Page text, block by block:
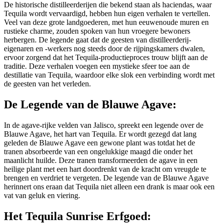
De historische distilleerderijen die bekend staan als haciendas, waar
Tequila wordt vervaardigd, hebben hun eigen verhalen te vertellen.
Veel van deze grote landgoederen, met hun eeuwenoude muren en
rustieke charme, zouden spoken van hun vroegere bewoners
herbergen. De legende gaat dat de geesten van distilleerderij-
eigenaren en -werkers nog steeds door de rijpingskamers dwalen,
ervoor zorgend dat het Tequila-productieproces trouw blijft aan de
traditie. Deze verhalen voegen een mystieke sfeer toe aan de
destillatie van Tequila, waardoor elke slok een verbinding wordt met
de geesten van het verleden.
De Legende van de Blauwe Agave:
In de agave-rijke velden van Jalisco, spreekt een legende over de
Blauwe Agave, het hart van Tequila. Er wordt gezegd dat lang
geleden de Blauwe Agave een gewone plant was totdat het de
tranen absorbeerde van een ongelukkige maagd die onder het
maanlicht huilde. Deze tranen transformeerden de agave in een
heilige plant met een hart doordrenkt van de kracht om vreugde te
brengen en verdriet te vergeten. De legende van de Blauwe Agave
herinnert ons eraan dat Tequila niet alleen een drank is maar ook een
vat van geluk en viering.
Het Tequila Sunrise Erfgoed: